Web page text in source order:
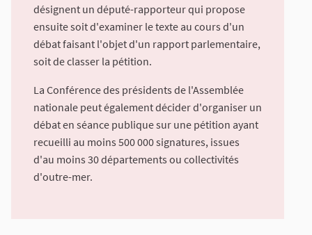
désignent un député-rapporteur qui propose
ensuite soit d'examiner le texte au cours d'un
débat faisant l'objet d'un rapport parlementaire,
soit de classer la pétition.
La Conférence des présidents de l'Assemblée
nationale peut également décider d'organiser un
débat en séance publique sur une pétition ayant
recueilli au moins 500 000 signatures, issues
d'au moins 30 départements ou collectivités
d'outre-mer.